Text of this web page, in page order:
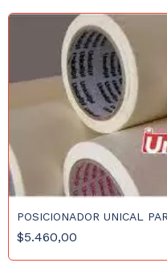
POSICIONADOR UNICAL
$5.460,00